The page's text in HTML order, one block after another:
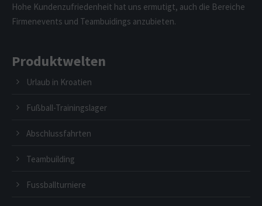
Hohe Kundenzufriedenheit hat uns ermutigt, auch die Bereiche
Firmenevents und Teambuidings anzubieten.
Produktwelten
Urlaub in Kroatien
Fußball-Trainingslager
Abschlussfahrten
Teambuilding
Fussballturniere